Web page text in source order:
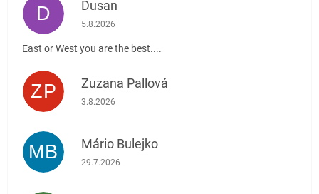
D Dusan
Hodnotenie obchodu je 5 z 5 hviezdičiek.
5.8.2026
East or West you are the best....
ZP Zuzana Pallová
Hodnotenie obchodu je 5 z 5 hviezdičiek.
3.8.2026
MB Mário Bulejko
Hodnotenie obchodu je 5 z 5 hviezdičiek.
29.7.2026